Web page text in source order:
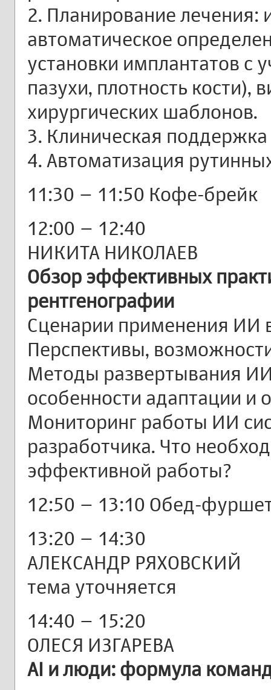
2. Планирование лечения:
автоматическое
установки имплантатов с
пазухи, плотность кости),
хирургических шаблонов.
3. Клиническая
4. Автоматизация
11:30 – 11:50 Кофе-брейк
12:00 – 12:40
НИКИТА НИКОЛАЕВ
Обзор эффективных
рентгенографии
Сценарии применения ИИ
Перспективы,
Методы развертывания
особенности адаптации и
Мониторинг работы ИИ
разработчика. Что
эффективной работы?
12:50 – 13:10 Обед-
13:20 – 14:30
АЛЕКСАНДР РЯХОВСКИЙ
тема уточняется
14:40 – 15:20
ОЛЕСЯ ИЗГАРЕВА
AI и люди: формула